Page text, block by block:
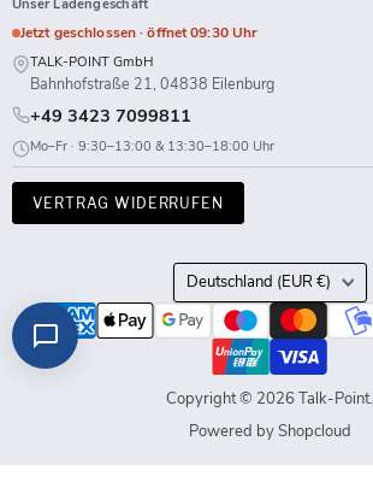
Unser Ladengeschäft
Jetzt geschlossen · öffnet 09:30 Uhr
TALK-POINT GmbH
Bahnhofstraße 21, 04838 Eilenburg
+49 3423 7099811
Mo–Fr · 9:30–13:00 & 13:30–18:00 Uhr
VERTRAG WIDERRUFEN
Land
Deutschland (EUR €)
Copyright © 2026 Talk-Point.
Powered by Shopcloud